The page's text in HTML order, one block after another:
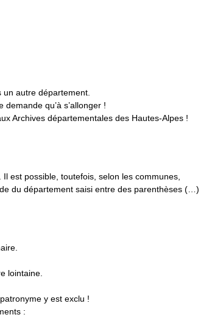
autre département.
qu’à s’allonger !
Archives départementales des Hautes-Alpes !
est possible, toutefois, selon les communes,
du département saisi entre des parenthèses (…)
lointaine.
y est exclu !
: